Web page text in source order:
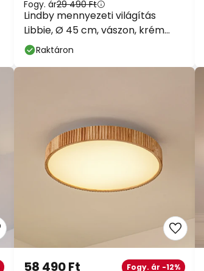
Lindby mennyezeti világítás
Libbie, Ø 45 cm, vászon, krém
színű
Fogy. ár29 490 Ft
Raktáron
58 490 Ft Fogy. ár -12%